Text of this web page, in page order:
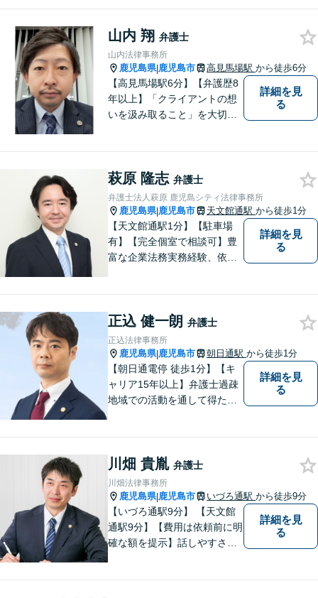
合わせも受け付けておりま
す。お気軽にご相談くださ
い。
山内 翔 弁護士
山内法律事務所
鹿児島県|鹿児島市 高見馬場駅 から徒歩6分
【高見馬場駅6分】【弁護歴8
年以上】「クライアントの想
いを汲み取ること」を大切に
いく解決になるよう、精一杯
尽力いたします。【対応分野
多数！】
詳細を見
る
萩原 隆志 弁護士
弁護士法人萩原 鹿児島シティ法律事務所
鹿児島県|鹿児島市 天文館通駅 から徒歩1分
【天文館通駅1分】【駐車場
有】【完全個室で相談可】豊
富な企業法務実務経験、依頼
を傾け、依頼者の悩みに寄り
添って助言や提案を提供して
参ります。 お気軽にご相談く
ださい。
詳細を見
る
正込 健一朗 弁護士
正込法律事務所
鹿児島県|鹿児島市 朝日通駅 から徒歩1分
【朝日通電停 徒歩1分】【キ
ャリア15年以上】弁護士過疎
地域での活動を通して得た経
適な解決策をご提案します
詳細を見
る
川畑 貴胤 弁護士
川畑法律事務所
鹿児島県|鹿児島市 いづろ通駅 から徒歩9分
【いづろ通駅9分】 【天文館
通駅9分】【費用は依頼前に明
確な額を提示】話しやすさを
詳細を見
る